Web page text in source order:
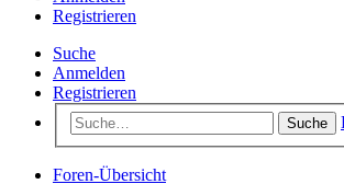
Registrieren
Suche
Anmelden
Registrieren
Suche
Foren-Übersicht